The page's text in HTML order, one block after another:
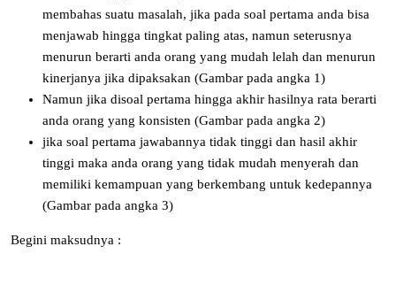
membahas suatu masalah, jika pada soal pertama anda bisa
menjawab hingga tingkat paling atas, namun seterusnya
menurun berarti anda orang yang mudah lelah dan menurun
kinerjanya jika dipaksakan (Gambar pada angka 1)
Namun jika disoal pertama hingga akhir hasilnya rata berarti
anda orang yang konsisten (Gambar pada angka 2)
jika soal pertama jawabannya tidak tinggi dan hasil akhir
tinggi maka anda orang yang tidak mudah menyerah dan
memiliki kemampuan yang berkembang untuk kedepannya
(Gambar pada angka 3)
Begini maksudnya :